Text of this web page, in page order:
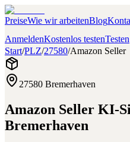
PreiseWie wir arbeitenBlog
AnmeldenKostenlos testenTesten
Start/PLZ/27580/Amazon Seller
27580 Bremerhaven
Amazon Seller KI-
Bremerhaven